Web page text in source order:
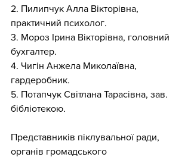
2. Пилипчук Алла Вікторівна,
практичний психолог.
3. Мороз Ірина Вікторівна, головний
бухгалтер.
4. Чигін Анжела Миколаївна,
гардеробник.
5. Потапчук Світлана Тарасівна, зав.
бібліотекою.
Представників піклувальної ради,
органів громадського